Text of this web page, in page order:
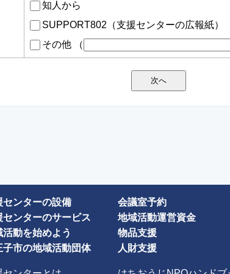
知人から
SUPPORT802（支援センターの広報紙）
その他 （
センターの設備
センターのサービス
活動を始めよう
子市の地域活動団体
会議室予約
地域活動運営資金
物品支援
人財支援